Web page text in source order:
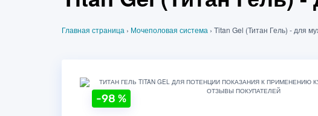
Главная страница › Мочеполовая система › Titan Gel (Титан Гель) - для
-98 %